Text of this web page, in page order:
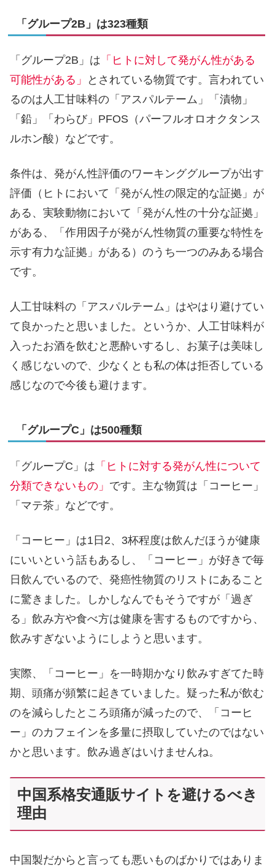
「グループ2B」は323種類
「グループ2B」は 「ヒトに対して発がん性がある
可能性がある」
とされている物質です。言われてい
るのは人工甘味料の「アスパルテーム」「漬物」
「鉛」「わらび」PFOS（パーフルオロオクタンス
ルホン酸）などです。
条件は、発がん性評価のワーキンググループが出す
評価（ヒトにおいて「発がん性の限定的な証拠」が
ある、実験動物において「発がん性の十分な証拠」
がある、「作用因子が発がん性物質の重要な特性を
示す有力な証拠」がある）のうち一つのみある場合
です。
人工甘味料の「アスパルテーム」はやはり避けてい
て良かったと思いました。というか、人工甘味料が
入ったお酒を飲むと悪酔いするし、お菓子は美味し
く感じないので、少なくとも私の体は拒否している
感じなので今後も避けます。
「グループC」は500種類
「グループC」は 「ヒトに対する発がん性について
分類できないもの」 です。主な物質は「コーヒー」
「マテ茶」などです。
「コーヒー」は1日2、3杯程度は飲んだほうが健康
にいいという話もあるし、「コーヒー」が好きで毎
日飲んでいるので、発癌性物質のリストにあること
に驚きました。しかしなんでもそうですが「過ぎ
る」飲み方や食べ方は健康を害するものですから、
飲みすぎないようにしようと思います。
実際、「コーヒー」を一時期かなり飲みすぎてた時
期、頭痛が頻繁に起きていました。疑った私が飲む
のを減らしたところ頭痛が減ったので、「コーヒ
ー」のカフェインを多量に摂取していたのではない
かと思います。飲み過ぎはいけませんね。
中国系格安通販サイトを避けるべき
理由
中国製だからと言っても悪いものばかりではありま